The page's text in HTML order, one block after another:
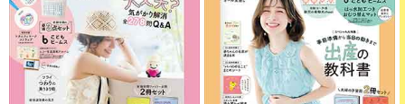
対しても安全性が示されています。症状が抑えられない場合のみ
低濃度のステロイド点眼薬を追加しますが、こちらは必要最小限
に抑えます。花粉が飛ぶ２週間ほど前より点眼を始める初期療法
は症状を抑えステロイドの使用頻度を抑えることが期待できま
す。